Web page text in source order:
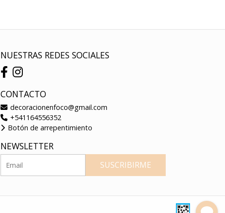
NUESTRAS REDES SOCIALES
CONTACTO
decoracionenfoco@gmail.com
+541164556352
Botón de arrepentimiento
NEWSLETTER
SUSCRIBIRME